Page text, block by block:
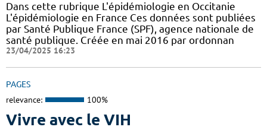
Dans cette rubrique L'épidémiologie en Occitanie
L'épidémiologie en France Ces données sont publiées
par Santé Publique France (SPF), agence nationale de
santé publique. Créée en mai 2016 par ordonnan
23/04/2025 16:23
PAGES
relevance: 100%
Vivre avec le VIH